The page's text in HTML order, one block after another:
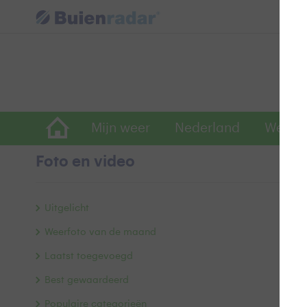
Mijn weer Nederland
Foto en video
Uitgelicht
Weerfoto van de maand
Laatst toegevoegd
Best gewaardeerd
Populaire categorieën